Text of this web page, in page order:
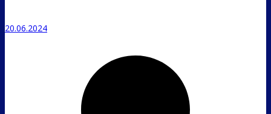
20.06.2024